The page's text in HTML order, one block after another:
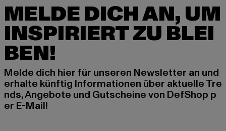
MELDE DICH AN, UM
INSPIRIERT ZU BLEI
BEN!
Melde dich hier für unseren Newsletter an und
erhalte künftig Informationen über aktuelle Tre
nds, Angebote und Gutscheine von DefShop p
er E-Mail!